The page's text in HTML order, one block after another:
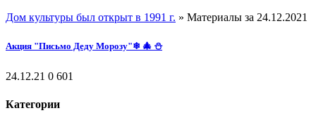
Дом культуры был открыт в 1991 г. » Материалы за 24.12.2021
Акция "Письмо Деду Морозу"❄ 🎄 ⛄
24.12.21 0 601
Категории